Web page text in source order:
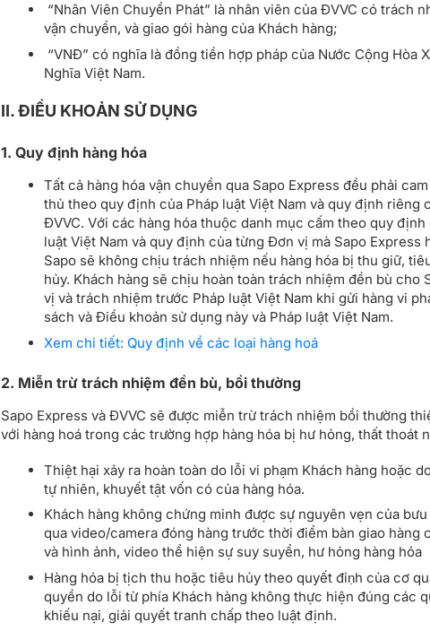
“Nhân Viên Chuyển Phát” là nhân viên của ĐVVC có trách
vận chuyển, và giao gói hàng của Khách hàng;
“VNĐ” có nghĩa là đồng tiền hợp pháp của Nước Cộng Hòa
Nghĩa Việt Nam.
II. ĐIỀU KHOẢN SỬ DỤNG
1. Quy định hàng hóa
Tất cả hàng hóa vận chuyển qua Sapo Express đều phải
thủ theo quy định của Pháp luật Việt Nam và quy định riêng
ĐVVC. Với các hàng hóa thuộc danh mục cấm theo quy định
luật Việt Nam và quy định của từng Đơn vị mà Sapo Express
Sapo sẽ không chịu trách nhiệm nếu hàng hóa bị thu giữ,
hủy. Khách hàng sẽ chịu hoàn toàn trách nhiệm đền bù cho
vị và trách nhiệm trước Pháp luật Việt Nam khi gửi hàng vi
sách và Điều khoản sử dụng này và Pháp luật Việt Nam.
Xem chi tiết: Quy định về các loại hàng hoá
2. Miễn trừ trách nhiệm đền bù, bồi thường
Sapo Express và ĐVVC sẽ được miễn trừ trách nhiệm bồi thường
với hàng hoá trong các trường hợp hàng hóa bị hư hỏng, thất thoát
Thiệt hại xảy ra hoàn toàn do lỗi vi phạm Khách hàng hoặc
tự nhiên, khuyết tật vốn có của hàng hóa.
Khách hàng không chứng minh được sự nguyên vẹn của
qua video/camera đóng hàng trước thời điểm bàn giao hàng
và hình ảnh, video thể hiện sự suy suyển, hư hỏng hàng hóa
Hàng hóa bị tịch thu hoặc tiêu hủy theo quyết điṇh của cơ
quyền do lỗi từ phía Khách hàng không thực hiện đúng các
khiếu nại, giải quyết tranh chấp theo luật định.